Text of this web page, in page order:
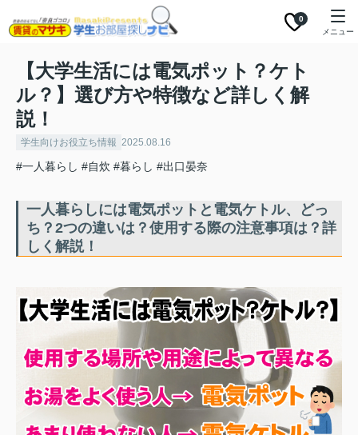
0
メニュー
【大学生活には電気ポット？ケト
ル？】選び方や特徴など詳しく解
説！
学生向けお役立ち情報 2025.08.16
#一人暮らし #自炊 #暮らし #出口晏奈
一人暮らしには電気ポットと電気ケトル、どっ
ち？2つの違いは？使用する際の注意事項は？詳
しく解説！